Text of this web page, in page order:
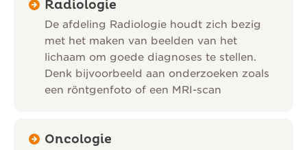
Radiologie
De afdeling Radiologie houdt zich bezig
met het maken van beelden van het
lichaam om goede diagnoses te stellen.
Denk bijvoorbeeld aan onderzoeken zoals
een röntgenfoto of een MRI-scan
Oncologie